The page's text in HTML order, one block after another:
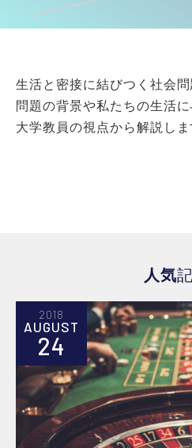
生活と密接に結びつく社会問
問題の背景や私たちの生活に
大学教員の視点から解説しま
人気
2018
AUGUST
24